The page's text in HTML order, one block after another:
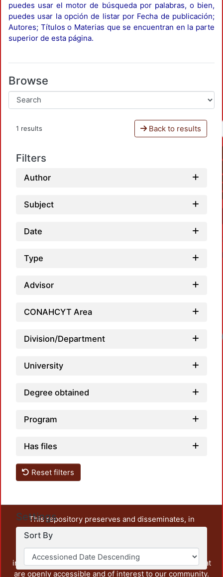
puedes usar el motor de búsqueda por palabras, o bien,
puedes usar la opción de listar por Fecha de publicación;
Autores; Títulos o Materias que se encuentran en la parte
superior de esta página.
Browse
1 results Back to results
Filters
Author
Subject
Date
Type
Advisor
CONAHCYT Area
Division/Department
University
Degree obtained
Program
Has files
Reset filters
Settings
Sort By
This repository preserves and disseminates, in
unrestricted open access, the teaching and research
output of UAM Azcapotzalco. It also includes some
administrative and graphic documents from the
institution, as well as content from other institutions that
are openly accessible and of interest to our community.